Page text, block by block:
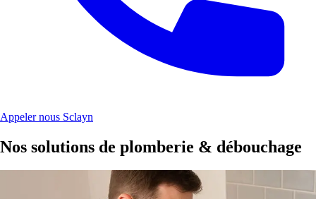
Appeler nous Sclayn
Nos solutions de plomberie & débouchage